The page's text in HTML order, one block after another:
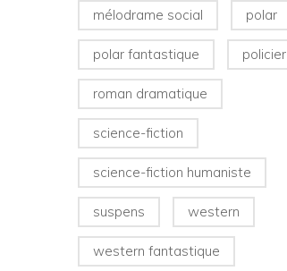
mélodrame social polar
polar fantastique policier
roman dramatique
science-fiction
science-fiction humaniste
suspens western
western fantastique